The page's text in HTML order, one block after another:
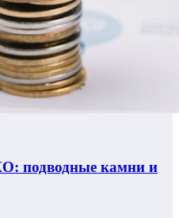
подводные камни и